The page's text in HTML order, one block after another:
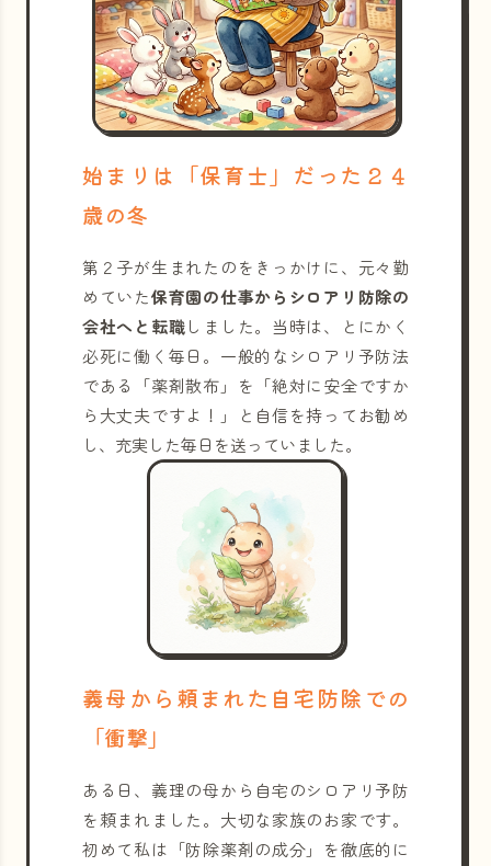
始まりは「保育士」だった２４
歳の冬
第２子が生まれたのをきっかけに、元々勤
めていた保育園の仕事からシロアリ防除の
会社へと転職しました。当時は、とにかく
必死に働く毎日。一般的なシロアリ予防法
である「薬剤散布」を「絶対に安全ですか
ら大丈夫ですよ！」と自信を持ってお勧め
し、充実した毎日を送っていました。
義母から頼まれた自宅防除での
「衝撃」
ある日、義理の母から自宅のシロアリ予防
を頼まれました。大切な家族のお家です。
初めて私は「防除薬剤の成分」を徹底的に